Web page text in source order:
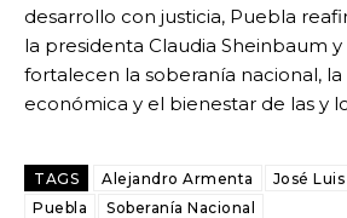
desarrollo con justicia, Puebla
la presidenta Claudia Sheinbaum
fortalecen la soberanía nacional,
económica y el bienestar de las y
TAGS Alejandro Armenta
José
Puebla
Soberanía Nacional